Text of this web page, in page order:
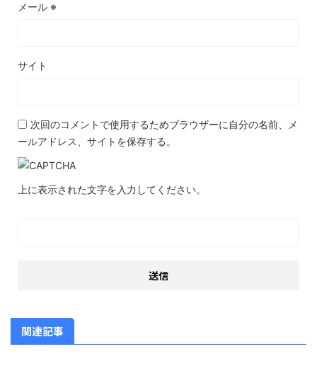
メール ※
サイト
次回のコメントで使用するためブラウザーに自分の名前、メ
ールアドレス、サイトを保存する。
上に表示された文字を入力してください。
関連記事